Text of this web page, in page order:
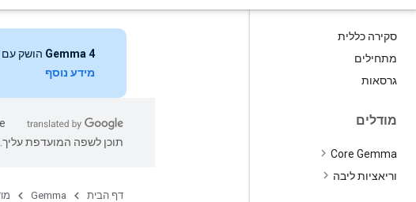
סקירה כללית
מתחילים
גרסאות
מודלים
Core Gemma
וריאציות ליבה
Gemma 4 הושק עם
מידע נוסף
תוכן לשפה המועדפת עליך.
דף הבית Gemma